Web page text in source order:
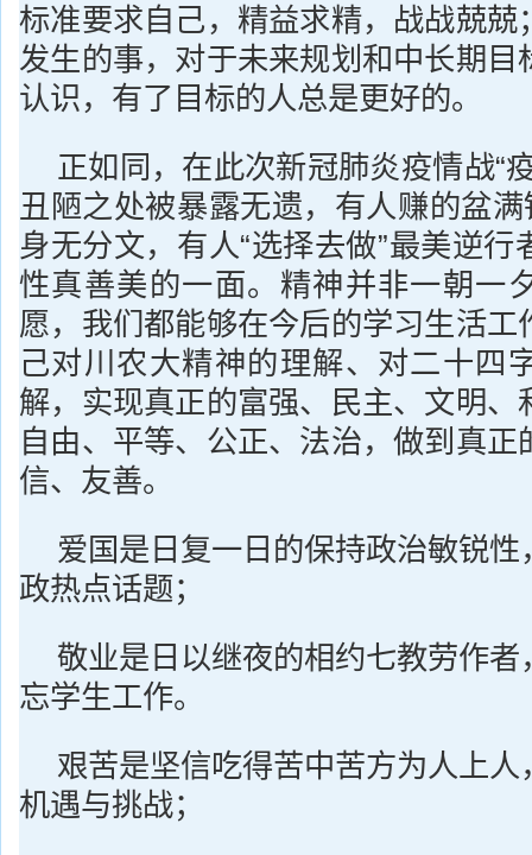
标准要求自己，精益求精，战战兢兢
发生的事，对于未来规划和中长期目
认识，有了目标的人总是更好的。
正如同，在此次新冠肺炎疫情战“
丑陋之处被暴露无遗，有人赚的盆满
身无分文，有人“选择去做”最美逆行
性真善美的一面。精神并非一朝一
愿，我们都能够在今后的学习生活工
己对川农大精神的理解、对二十四
解，实现真正的富强、民主、文明、
自由、平等、公正、法治，做到真正
信、友善。
爱国是日复一日的保持政治敏锐
政热点话题；
敬业是日以继夜的相约七教劳作
忘学生工作。
艰苦是坚信吃得苦中苦方为人上
机遇与挑战；